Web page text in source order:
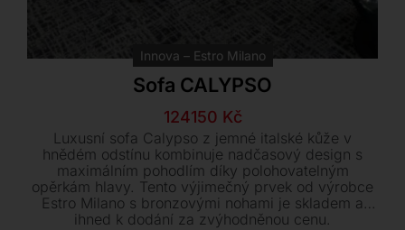
Innova – Estro Milano
Sofa CALYPSO
Původní
cena
byla:
155200 Kč.
124150 Kč
Aktuální
cena
je:
124150 Kč.
Luxusní sofa Calypso z jemné italské kůže v
hnědém odstínu kombinuje nadčasový design s
maximálním pohodlím díky polohovatelným
opěrkám hlavy. Tento výjimečný prvek od výrobce
Estro Milano s bronzovými nohami je skladem a
ihned k dodání za zvýhodněnou cenu.